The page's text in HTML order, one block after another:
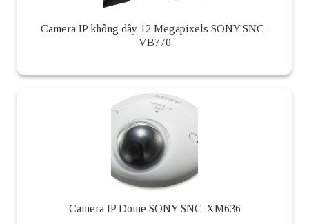
Camera IP không dây 12 Megapixels SONY SNC-
VB770
Camera IP Dome SONY SNC-XM636